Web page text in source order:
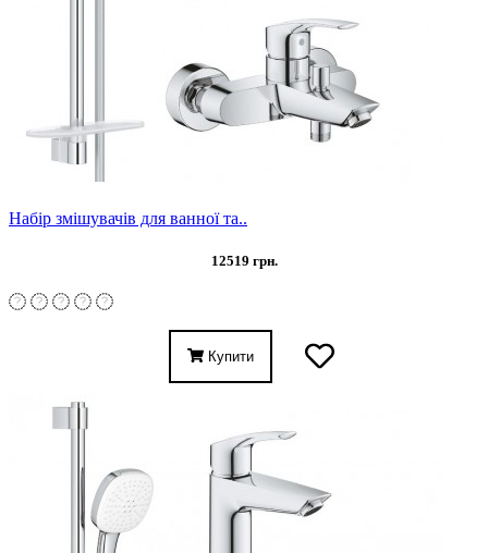
Набір змішувачів для ванної та..
12519 грн.
Купити